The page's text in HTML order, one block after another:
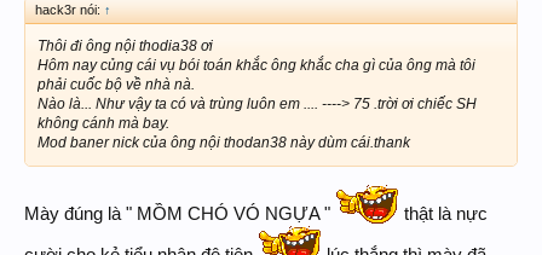
hack3r nói: ↑
Thôi đi ông nội thodia38 ơi
Hôm nay củng cái vụ bói toán khắc ông khắc cha gì của ông mà tôi
phải cuốc bộ về nhà nà.
Nào là... Như vậy ta có và trùng luôn em .... ----> 75 .trời ơi chiếc SH
không cánh mà bay.
Mod baner nick của ông nội thodan38 này dùm cái.thank
Mày đúng là " MỒM CHÓ VÓ NGỰA " thật là nực